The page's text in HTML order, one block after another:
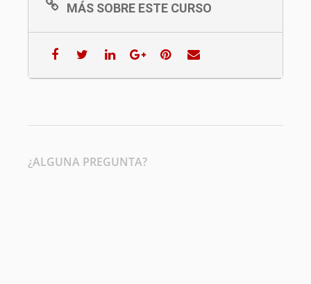
MÁS SOBRE ESTE CURSO
¿ALGUNA PREGUNTA?